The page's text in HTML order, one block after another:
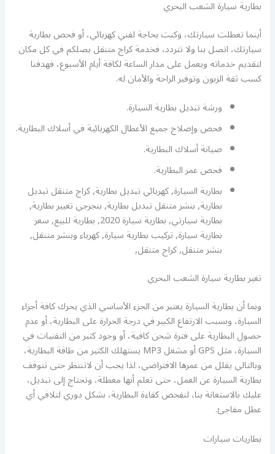
بطارية سيارة الشعب البحري
أينما تعطلت سيارتك، وكنت بحاجة لفني كهربائي، أو فحص بطارية
سيارتك، اتصل بنا ولا تتردد، فخدمة كراج متنقل يصلكم في كل مكان
لتقديم خدماته ويعمل على مدار الساعة لكافة أيام الأسبوع، فهدفنا
كسب ثقة الزبون وتوفير الراحة والأمان له.
ورشة تبديل بطارية السيارة.
فحص وإصلاح جميع الأعطال الكهربائية في أسلاك البطارية.
صيانة أسلاك البطارية.
فحص عمر البطارية.
بطارية السيارة, كهربائي تبديل بطارية, كراج متنقل تبديل
بطارية, بنشر متنقل تبديل بطارية, بنجرجي تغيير بطارية,
بطارية سيارتي, بطارية سيارة 2020, بطارية للبيع, سعر
بطارية سيارة, تركيب بطارية سيارة, كهرباء وبنشر متنقل,
بنشر متنقل, كراج متنقل,
تغير بطارية سيارة الشعب البحري
وبما أن بطارية السيارة يعتبر من الجزء الأساسي الذي يحرك كافة أجزاء
السيارة، وبسبب الارتفاع الكبير في درجة الحرارة على البطارية، أو عدم
حصول البطارية على فترة شحن كافية، أو وجود كثير من التقنيات في
السيارة، مثل GPS أو مشغل MP3 يستهلك الكثير من طاقة البطارية،
وبالتالي يقلل من عمرها الافتراضي، لذا يجب أن لاتنتظر حتى تتوقف
بطارية السيارة عن العمل، حتى تعلم أنها معطلة، وتحتاج إلى تبديل،
عليك بالاستعانة بنا، لنفحص كفاءة البطارية، بشكل دوري لتلافي أي
عطل مفاجئ.
بطاريات سيارات